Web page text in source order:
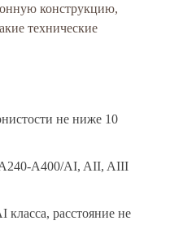
конструкцию,
технические
не ниже 10
А240-А400/AI, AII, AIII
расстояние не